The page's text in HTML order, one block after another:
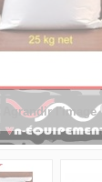
Agrandir l'image